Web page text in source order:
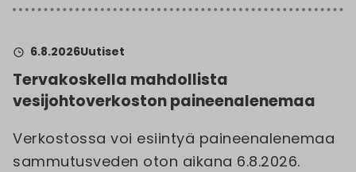
6.8.2026Uutiset
Tervakoskella mahdollista
vesijohtoverkoston paineenalenemaa
Verkostossa voi esiintyä paineenalenemaa
sammutusveden oton aikana 6.8.2026.